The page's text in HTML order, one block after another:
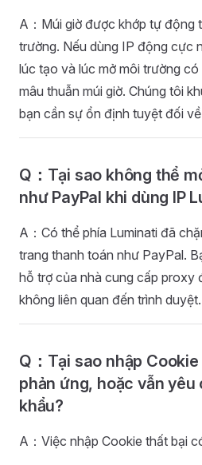
A：Múi giờ được khớp tự động
trường. Nếu dùng IP động cực
lúc tạo và lúc mở môi trường
mâu thuẫn múi giờ. Chúng tôi
bạn cần sự ổn định tuyệt đối về
Q：Tại sao không thể
như PayPal khi dùng IP
A：Có thể phía Luminati đã
trang thanh toán như PayPal.
hỗ trợ của nhà cung cấp proxy
không liên quan đến trình duyệt.
Q：Tại sao nhập
phản ứng, hoặc vẫn yêu
khẩu?
A：Việc nhập Cookie thất bại